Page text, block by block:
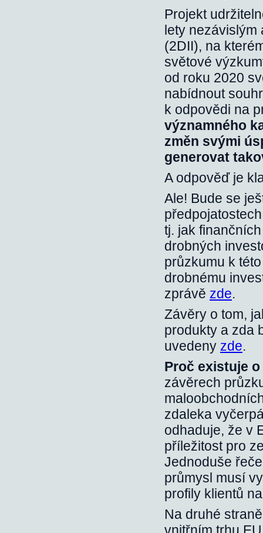
Projekt
lety nezávislým
(2DII), na
světové
od roku 2020
nabídnout
k odpovědi na
významného
změn svými
generovat
A odpověď je
Ale! Bude se
tj. jak
drobných
průzkumu k
drobnému
zprávě zde.
Závěry o tom,
produkty a zda
uvedeny zde.
Proč existuje
závěrech
zdaleka
odhaduje, že v
příležitost pro
Jednoduše
průmysl musí
profily klientů
Na druhé